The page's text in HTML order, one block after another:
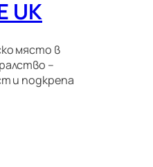
UK
място в
–
и подкрепа